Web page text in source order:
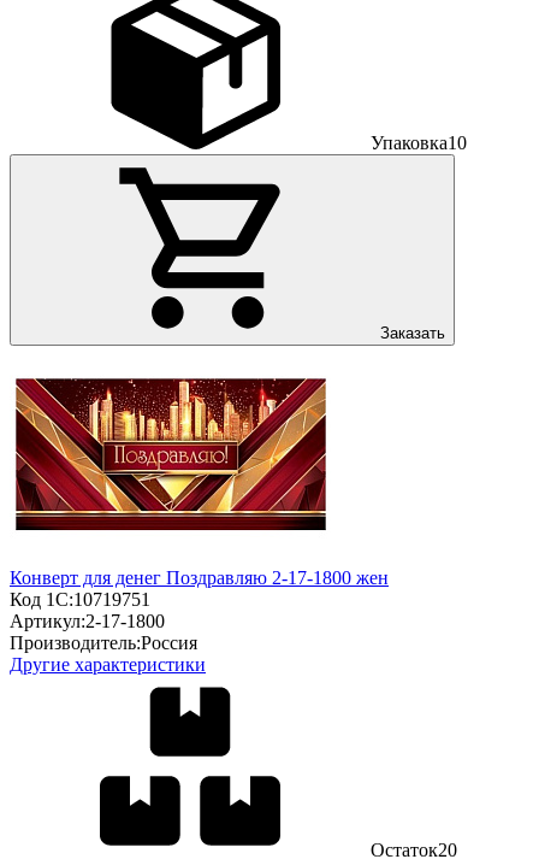
Упаковка10
Заказать
Конверт для денег Поздравляю 2-17-1800 жен
Код 1С:10719751
Артикул:2-17-1800
Производитель:Россия
Другие характеристики
Остаток20